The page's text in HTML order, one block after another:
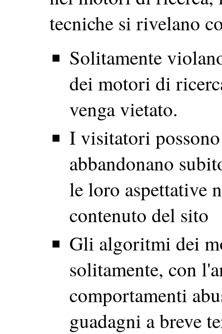
tecniche si rivelano
Solitamente
dei motori di
venga vietato.
I visitatori
abbandonano
le loro aspettative
contenuto del sito
Gli algoritmi dei
solitamente, con
comportamenti
guadagni a breve